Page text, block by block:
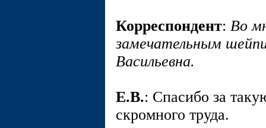
Корреспондент: Во
замечательным
Васильевна.
E.В.: Спасибо за
скромного труда.